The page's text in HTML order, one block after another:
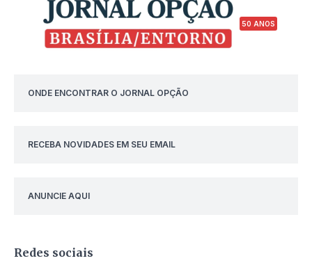
50 ANOS
ONDE ENCONTRAR O JORNAL OPÇÃO
RECEBA NOVIDADES EM SEU EMAIL
ANUNCIE AQUI
Redes sociais